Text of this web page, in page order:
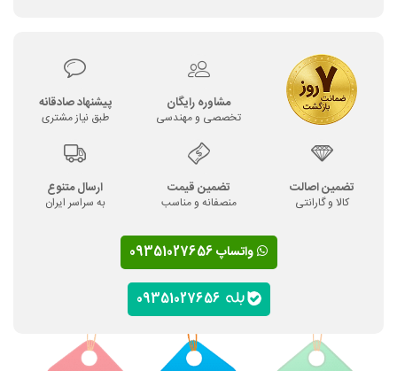
مشاوره رایگان
تخصصی و مهندسی
پیشنهاد صادقانه
طبق نیاز مشتری
تضمین اصالت
کالا و گارانتی
تضمین قیمت
منصفانه و مناسب
ارسال متنوع
به سراسر ایران
واتساپ 09351027656